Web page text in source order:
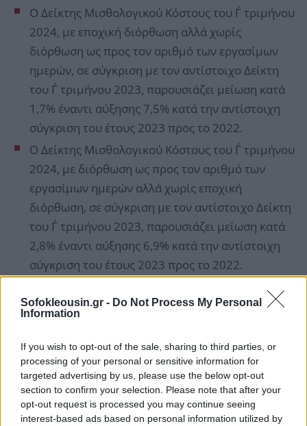
Sofokleousin.gr - Do Not Process My Personal
Information
If you wish to opt-out of the sale, sharing to third parties, or
processing of your personal or sensitive information for
targeted advertising by us, please use the below opt-out
section to confirm your selection. Please note that after your
opt-out request is processed you may continue seeing
interest-based ads based on personal information utilized by
Ο Δείκτης Μισθολογικού Κόστους του Γ΄ τριμήνου
2024, με εποχική διόρθωση αλλά χωρίς
διόρθωση ως προς τον αριθμό των εργασίμων
ημερών, σε σύγκριση με τον αντίστοιχο Δείκτη
του Γ΄ τριμήνου 2023, παρουσιάζει μείωση κατά
1,7% έναντι αύξησης 7,5% κατά την αντίστοιχη
σύγκριση του έτους 2023 προς το 2022.
Ο Δείκτης Μισθολογικού Κόστους του Γ΄ τριμήνου
2024, με διόρθωση ως προς τον αριθμό των
εργασίμων ημερών αλλά χωρίς εποχική
διόρθωση, σε σύγκριση με τον αντίστοιχο Δείκτη
του Γ΄ τριμήνου 2023, παρουσιάζει μείωση κατά
2,8% έναντι αύξησης 6,9% κατά την αντίστοιχη
σύγκριση του έτους 2023 προς το 2022.